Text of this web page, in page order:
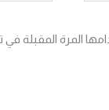
المرة المقبلة في